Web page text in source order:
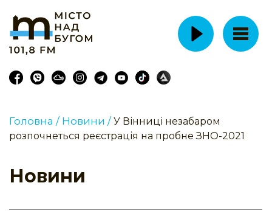
Головна / Новини / У Вінниці незабаром
розпочнеться реєстрація на пробне ЗНО-2021
Новини